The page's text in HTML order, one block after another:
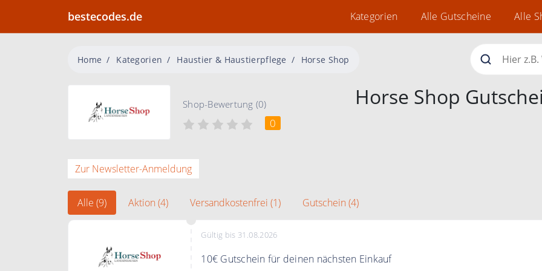
bestecodes.de Kategorien Alle Gutscheine Alle
Home Kategorien Haustier & Haustierpflege Horse Shop
Shop-Bewertung (0)
0
Horse Shop
Zur Newsletter-Anmeldung
Alle (9) Aktion (4) Versandkostenfrei (1) Gutschein (4)
Gültig bis 31.08.2026
10€ Gutschein für deinen nächsten Einkauf